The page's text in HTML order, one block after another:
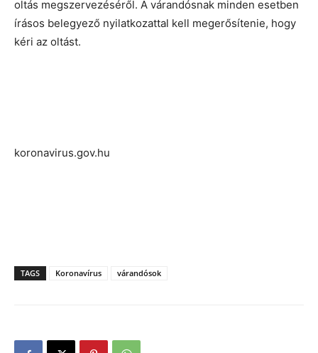
oltás megszervezéséről. A várandósnak minden esetben
írásos belegyező nyilatkozattal kell megerősítenie, hogy
kéri az oltást.
koronavirus.gov.hu
TAGS Koronavírus várandósok